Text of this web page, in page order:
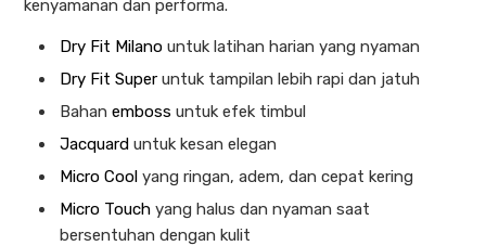
kenyamanan dan performa.
Dry Fit Milano untuk latihan harian yang nyaman
Dry Fit Super untuk tampilan lebih rapi dan jatuh
Bahan emboss untuk efek timbul
Jacquard untuk kesan elegan
Micro Cool yang ringan, adem, dan cepat kering
Micro Touch yang halus dan nyaman saat
bersentuhan dengan kulit